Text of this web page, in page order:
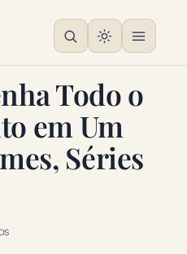
Todo o
em Um
Séries